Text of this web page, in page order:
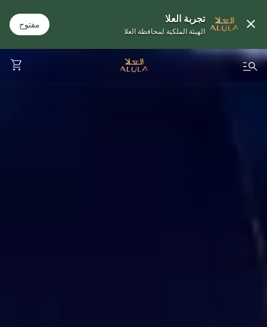
تجربة العلا
الهيئة الملكية لمحافظة العلا
مفتوح